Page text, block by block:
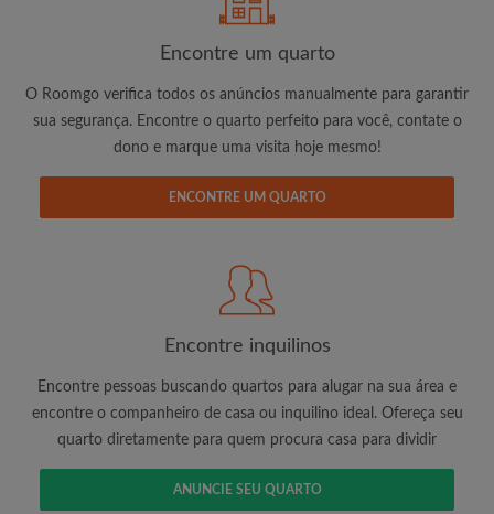
Li, entendi e concordo com os
Termos e Condições de
uso e com a Política de Privadicade
CRIAR PERFIL
É 100% grátis!
Crie uma conta e comece a procurar
Envie mensagens ilimitadas para todos os
Encontre um quarto
O Roomgo verifica todos os anúncios manualmente para garantir
sua segurança. Encontre o quarto perfeito para você, contate o
dono e marque uma visita hoje mesmo!
ENCONTRE UM QUARTO
Encontre inquilinos
Encontre pessoas buscando quartos para alugar na sua área e
encontre o companheiro de casa ou inquilino ideal. Ofereça seu
quarto diretamente para quem procura casa para dividir
ANUNCIE SEU QUARTO